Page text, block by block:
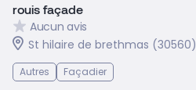
rouis façade
Aucun avis
St hilaire de brethmas (30560)
Autres Façadier